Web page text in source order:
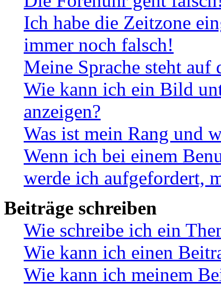
Ich habe die Zeitzone
immer noch falsch!
Meine Sprache steht
Wie kann ich ein Bild
anzeigen?
Was ist mein Rang und
Wenn ich bei einem
werde ich aufgefordert,
Beiträge schreiben
Wie schreibe ich ein
Wie kann ich einen
Wie kann ich meinem